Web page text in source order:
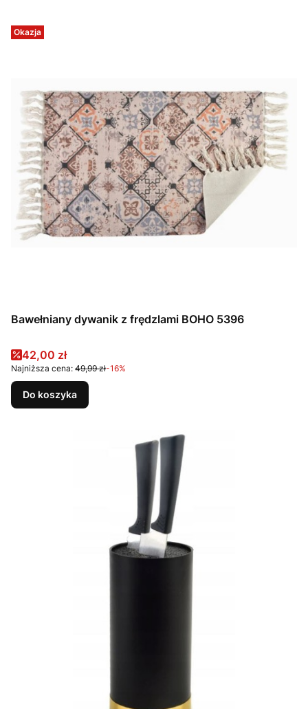
Okazja
Bawełniany dywanik z frędzlami BOHO 5396
Cena promocyjna
42,00 zł
Najniższa cena: 49,99 zł-16%
Do koszyka